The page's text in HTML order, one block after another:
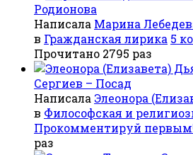
Родионова
Написала Марина
в Гражданская лирика 5
Прочитано 2795 раз
Сергиев – Посад
Написала Элеонора
в Философская и
Прокомментируй
раз